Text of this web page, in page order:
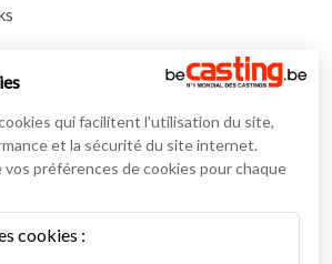
qui facilitent l'utilisation du site,
et la sécurité du site internet.
préférences de cookies pour chaque
cookies :